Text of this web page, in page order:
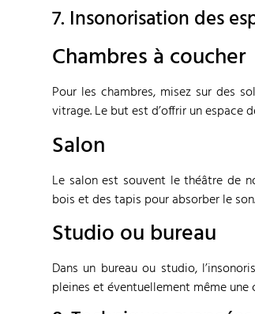
7. Insonorisation des
Chambres à coucher
Pour les chambres, misez sur des
vitrage. Le but est d’offrir un espace
Salon
Le salon est souvent le théâtre de
bois et des tapis pour absorber le son.
Studio ou bureau
Dans un bureau ou studio,
pleines et éventuellement même